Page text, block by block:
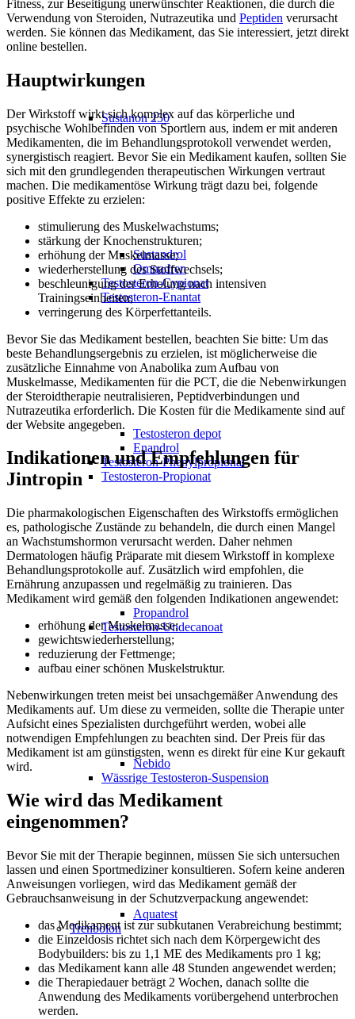
Sustanon 250
Sustandrol
Omnadren
Testosteron-Cypionat
Testosteron-Enantat
Testosteron depot
Enandrol
Testosteron-Phenylpropionat
Testosteron-Propionat
Propandrol
Testosteron-Undecanoat
Nebido
Wässrige Testosteron-Suspension
Aquatest
Trenbolon
Fitness, zur Beseitigung unerwünschter Reaktionen, die durch die
Verwendung von Steroiden, Nutrazeutika und Peptiden verursacht
werden. Sie können das Medikament, das Sie interessiert, jetzt direkt
online bestellen.
Hauptwirkungen
Der Wirkstoff wirkt sich komplex auf das körperliche und
psychische Wohlbefinden von Sportlern aus, indem er mit anderen
Medikamenten, die im Behandlungsprotokoll verwendet werden,
synergistisch reagiert. Bevor Sie ein Medikament kaufen, sollten Sie
sich mit den grundlegenden therapeutischen Wirkungen vertraut
machen. Die medikamentöse Wirkung trägt dazu bei, folgende
positive Effekte zu erzielen:
stimulierung des Muskelwachstums;
stärkung der Knochenstrukturen;
erhöhung der Muskelmasse;
wiederherstellung des Stoffwechsels;
beschleunigung der Erholung nach intensiven
Trainingseinheiten;
verringerung des Körperfettanteils.
Bevor Sie das Medikament bestellen, beachten Sie bitte: Um das
beste Behandlungsergebnis zu erzielen, ist möglicherweise die
zusätzliche Einnahme von Anabolika zum Aufbau von
Muskelmasse, Medikamenten für die PCT, die die Nebenwirkungen
der Steroidtherapie neutralisieren, Peptidverbindungen und
Nutrazeutika erforderlich. Die Kosten für die Medikamente sind auf
der Website angegeben.
Indikationen und Empfehlungen für
Jintropin
Die pharmakologischen Eigenschaften des Wirkstoffs ermöglichen
es, pathologische Zustände zu behandeln, die durch einen Mangel
an Wachstumshormon verursacht werden. Daher nehmen
Dermatologen häufig Präparate mit diesem Wirkstoff in komplexe
Behandlungsprotokolle auf. Zusätzlich wird empfohlen, die
Ernährung anzupassen und regelmäßig zu trainieren. Das
Medikament wird gemäß den folgenden Indikationen angewendet:
erhöhung der Muskelmasse;
gewichtswiederherstellung;
reduzierung der Fettmenge;
aufbau einer schönen Muskelstruktur.
Nebenwirkungen treten meist bei unsachgemäßer Anwendung des
Medikaments auf. Um diese zu vermeiden, sollte die Therapie unter
Aufsicht eines Spezialisten durchgeführt werden, wobei alle
notwendigen Empfehlungen zu beachten sind. Der Preis für das
Medikament ist am günstigsten, wenn es direkt für eine Kur gekauft
wird.
Wie wird das Medikament
eingenommen?
Bevor Sie mit der Therapie beginnen, müssen Sie sich untersuchen
lassen und einen Sportmediziner konsultieren. Sofern keine anderen
Anweisungen vorliegen, wird das Medikament gemäß der
Gebrauchsanweisung in der Schutzverpackung angewendet:
das Medikament ist zur subkutanen Verabreichung bestimmt;
die Einzeldosis richtet sich nach dem Körpergewicht des
Bodybuilders: bis zu 1,1 ME des Medikaments pro 1 kg;
das Medikament kann alle 48 Stunden angewendet werden;
die Therapiedauer beträgt 2 Wochen, danach sollte die
Anwendung des Medikaments vorübergehend unterbrochen
werden.